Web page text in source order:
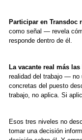
Participar en Transdoc
como señal — revela
responde dentro de él.
La vacante real más
realidad del trabajo — no
concretas del puesto
trabajo, no aplica. Si
Esos tres niveles no
tomar una decisión